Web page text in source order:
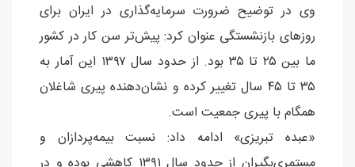
وی در توضیح ضرورت سرمایه‌گذاری در ایران برای
روزهای بازنشستگی عنوان کرد: پیش‌تر سن کار در کشور
ما بین ۲۵ تا ۳۵ بود. از حدود سال ۱۳۹۷ این آمار به
۳۵ تا ۴۵ سال تغییر کرده و نشان‌دهنده پیری شاغلان
همگام با پیری جمعیت است.
«عبده تبریزی» ادامه داد: نسبت بیمه‌پردازان و